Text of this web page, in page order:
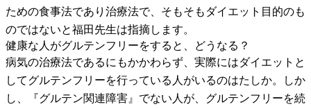
ための食事法であり治療法で、そもそもダイエット目的のも
のではないと福田先生は指摘します。
健康な人がグルテンフリーをすると、どうなる？
病気の治療法であるにもかかわらず、実際にはダイエットと
してグルテンフリーを行っている人がいるのはたしか。しか
し、『グルテン関連障害』でない人が、グルテンフリーを続